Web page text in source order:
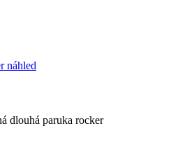
náhled
dlouhá paruka rocker